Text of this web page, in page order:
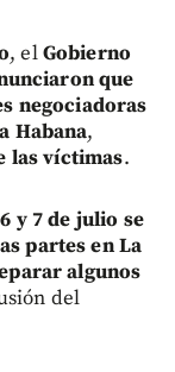
, elGobierno
que
negociadoras
Habana,
las víctimas.
6 y 7 de julio se
partes en La
algunos
del